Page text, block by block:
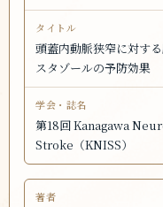
頭蓋内動脈狭窄に対す
スタゾールの予防効果
第18回 Kanagawa
Stroke（KNISS）